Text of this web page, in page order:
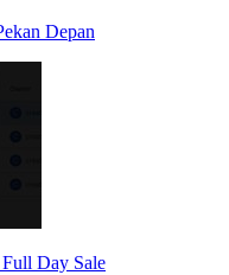
Depan
Day Sale